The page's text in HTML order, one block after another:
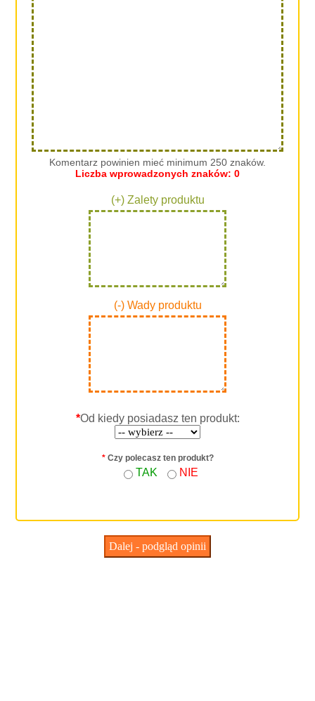
Komentarz powinien mieć minimum 250 znaków.
Liczba wprowadzonych znaków: 0
(+) Zalety produktu
(-) Wady produktu
*Od kiedy posiadasz ten produkt:
*Czy polecasz ten produkt?
TAK NIE